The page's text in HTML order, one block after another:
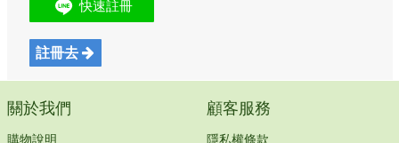
註冊去
關於我們
購物說明
顧客服務
隱私權條款